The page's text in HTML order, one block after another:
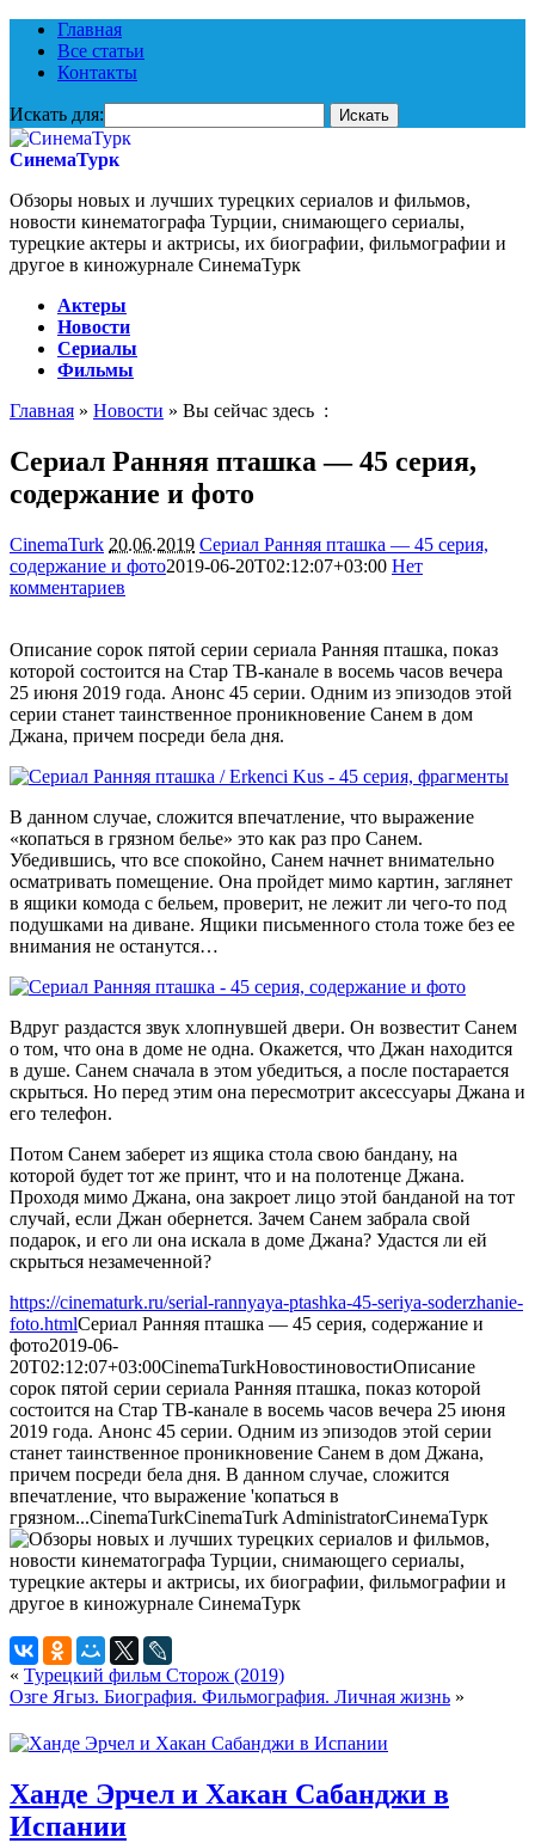
Главная
Все статьи
Контакты
Искать для:
СинемаТурк
Обзоры новых и лучших турецких сериалов и фильмов,
новости кинематографа Турции, снимающего сериалы,
турецкие актеры и актрисы, их биографии, фильмографии и
другое в киножурнале СинемаТурк
Актеры
Новости
Сериалы
Фильмы
Главная » Новости » Вы сейчас здесь :
Сериал Ранняя пташка — 45 серия,
содержание и фото
CinemaTurk 20.06.2019 Сериал Ранняя пташка — 45 серия,
содержание и фото2019-06-20T02:12:07+03:00 Нет
комментариев
Описание сорок пятой серии сериала Ранняя пташка, показ
которой состоится на Стар ТВ-канале в восемь часов вечера
25 июня 2019 года. Анонс 45 серии. Одним из эпизодов этой
серии станет таинственное проникновение Санем в дом
Джана, причем посреди бела дня.
В данном случае, сложится впечатление, что выражение
«копаться в грязном белье» это как раз про Санем.
Убедившись, что все спокойно, Санем начнет внимательно
осматривать помещение. Она пройдет мимо картин, заглянет
в ящики комода с бельем, проверит, не лежит ли чего-то под
подушками на диване. Ящики письменного стола тоже без ее
внимания не останутся…
Вдруг раздастся звук хлопнувшей двери. Он возвестит Санем
о том, что она в доме не одна. Окажется, что Джан находится
в душе. Санем сначала в этом убедиться, а после постарается
скрыться. Но перед этим она пересмотрит аксессуары Джана и
его телефон.
Потом Санем заберет из ящика стола свою бандану, на
которой будет тот же принт, что и на полотенце Джана.
Проходя мимо Джана, она закроет лицо этой банданой на тот
случай, если Джан обернется. Зачем Санем забрала свой
подарок, и его ли она искала в доме Джана? Удастся ли ей
скрыться незамеченной?
https://cinematurk.ru/serial-rannyaya-ptashka-45-seriya-soderzhanie-
foto.htmlСериал Ранняя пташка — 45 серия, содержание и
фото2019-06-
20T02:12:07+03:00CinemaTurkНовостиновостиОписание
сорок пятой серии сериала Ранняя пташка, показ которой
состоится на Стар ТВ-канале в восемь часов вечера 25 июня
2019 года. Анонс 45 серии. Одним из эпизодов этой серии
станет таинственное проникновение Санем в дом Джана,
причем посреди бела дня. В данном случае, сложится
впечатление, что выражение 'копаться в
грязном...CinemaTurkCinemaTurk AdministratorСинемаТурк
« Турецкий фильм Сторож (2019)
Озге Ягыз. Биография. Фильмография. Личная жизнь »
Ханде Эрчел и Хакан Сабанджи в
Испании